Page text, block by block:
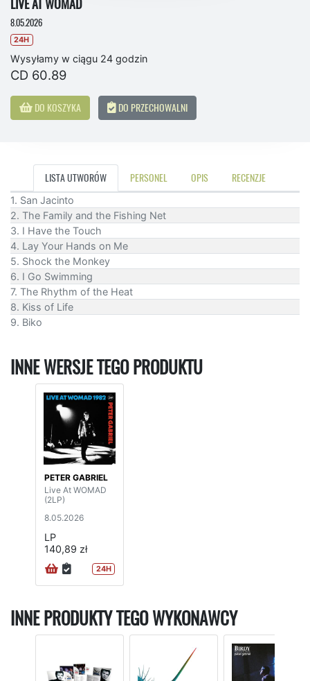
LIVE AT WOMAD
8.05.2026
24H
Wysyłamy w ciągu 24 godzin
CD 60.89
DO KOSZYKA DO PRZECHOWALNI
LISTA UTWORÓW PERSONEL OPIS RECENZJE
1. San Jacinto
2. The Family and the Fishing Net
3. I Have the Touch
4. Lay Your Hands on Me
5. Shock the Monkey
6. I Go Swimming
7. The Rhythm of the Heat
8. Kiss of Life
9. Biko
INNE WERSJE TEGO PRODUKTU
PETER GABRIEL
Live At WOMAD
(2LP)
8.05.2026
LP
140,89 zł
24H
INNE PRODUKTY TEGO WYKONAWCY